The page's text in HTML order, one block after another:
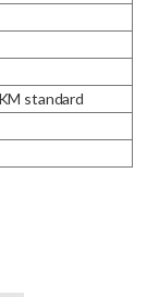
standard